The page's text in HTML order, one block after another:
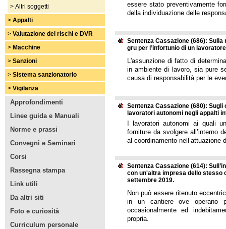
> Altri soggetti
> Appalti
> Valutazione dei rischi e DVR
> Macchine
> Sanzioni
> Sistema sanzionatorio
> Vigilanza
Approfondimenti
Linee guida e Manuali
Norme e prassi
Convegni e Seminari
Corsi
Rassegna stampa
Link utili
Da altri siti
Foto e curiosità
Curriculum personale
essere stato preventivamente
della individuazione delle
Sentenza Cassazione (686):
gru per l’infortunio di un
L'assunzione di fatto di
in ambiente di lavoro, sia pure
causa di responsabilità per le
Sentenza Cassazione (680):
lavoratori autonomi negli appalti
I lavoratori autonomi ai quali
forniture da svolgere all’interno
al coordinamento
Sentenza Cassazione (614):
con un'altra impresa dello stesso
settembre 2019.
Non può essere ritenuto
in un cantiere ove operano
occasionalmente ed
propria.